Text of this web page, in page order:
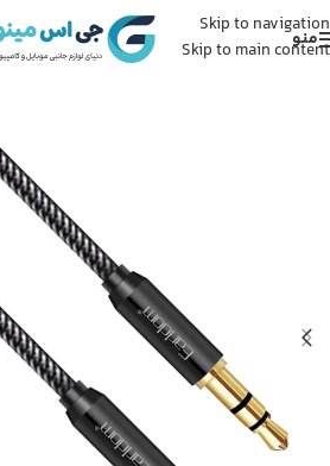
Skip to navigation
Skip to main content
منو